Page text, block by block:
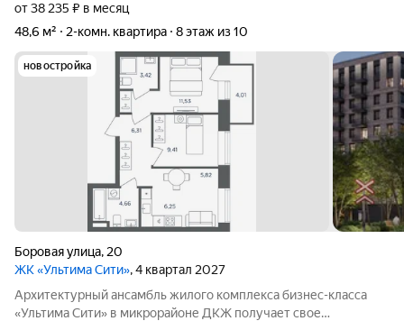
от 38 235 ₽ в месяц
48,6 м²
2-комн. квартира 8 этаж из 10
новостройка
Боровая улица, 20
ЖК «Ультима Сити», 4 квартал 2027
Архитектурный ансамбль жилого комплекса бизнес-класса
«Ультима Сити» в микрорайоне ДКЖ получает свое